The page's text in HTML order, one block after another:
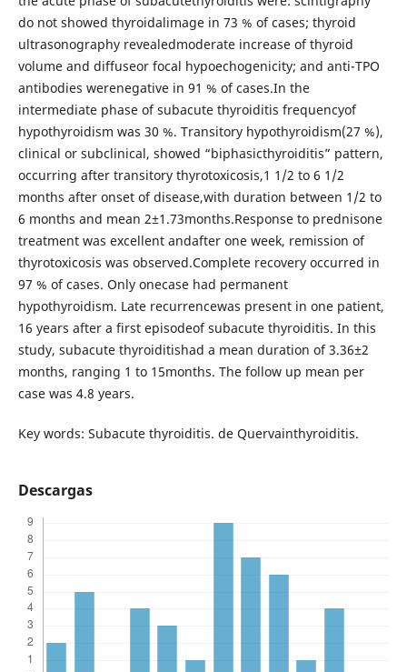
do not showed thyroidalimage in 73 % of cases; thyroid
ultrasonography revealedmoderate increase of thyroid
volume and diffuseor focal hypoechogenicity; and anti-TPO
antibodies werenegative in 91 % of cases.In the
intermediate phase of subacute thyroiditis frequencyof
hypothyroidism was 30 %. Transitory hypothyroidism(27 %),
clinical or subclinical, showed “biphasicthyroiditis” pattern,
occurring after transitory thyrotoxicosis,1 1/2 to 6 1/2
months after onset of disease,with duration between 1/2 to
6 months and mean 2±1.73months.Response to prednisone
treatment was excellent andafter one week, remission of
thyrotoxicosis was observed.Complete recovery occurred in
97 % of cases. Only onecase had permanent
hypothyroidism. Late recurrencewas present in one patient,
16 years after a first episodeof subacute thyroiditis. In this
study, subacute thyroiditishad a mean duration of 3.36±2
months, ranging 1 to 15months. The follow up mean per
case was 4.8 years.
Key words: Subacute thyroiditis. de Quervainthyroiditis.
Descargas